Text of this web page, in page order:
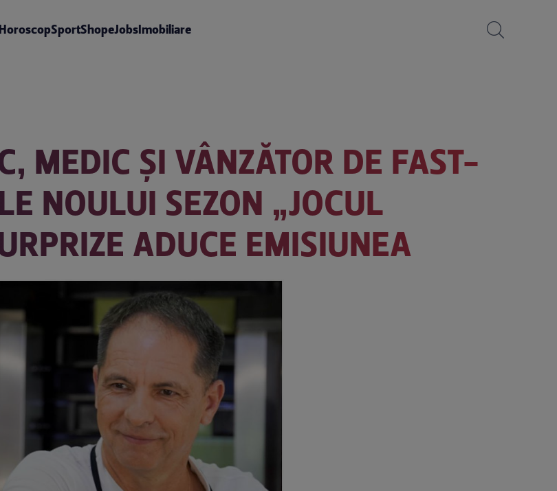
HoroscopSportShopeJobsImobiliare
MEDIC ȘI VÂNZĂTOR DE FAST-
NOULUI SEZON „JOCUL
ADUCE EMISIUNEA